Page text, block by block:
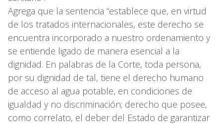
Agrega que la sentencia “establece que, en virtud
de los tratados internacionales, este derecho se
encuentra incorporado a nuestro ordenamiento y
se entiende ligado de manera esencial a la
dignidad. En palabras de la Corte, toda persona,
por su dignidad de tal, tiene el derecho humano
de acceso al agua potable, en condiciones de
igualdad y no discriminación; derecho que posee,
como correlato, el deber del Estado de garantizar